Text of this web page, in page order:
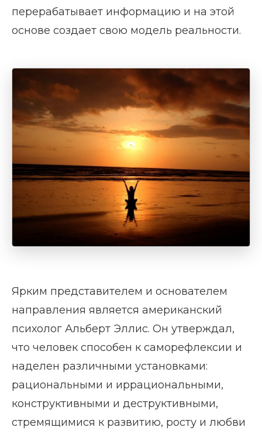
перерабатывает информацию и на этой
основе создает свою модель реальности.
Ярким представителем и основателем
направления является американский
психолог Альберт Эллис. Он утверждал,
что человек способен к саморефлексии и
наделен различными установками:
рациональными и иррациональными,
конструктивными и деструктивными,
стремящимися к развитию, росту и любви